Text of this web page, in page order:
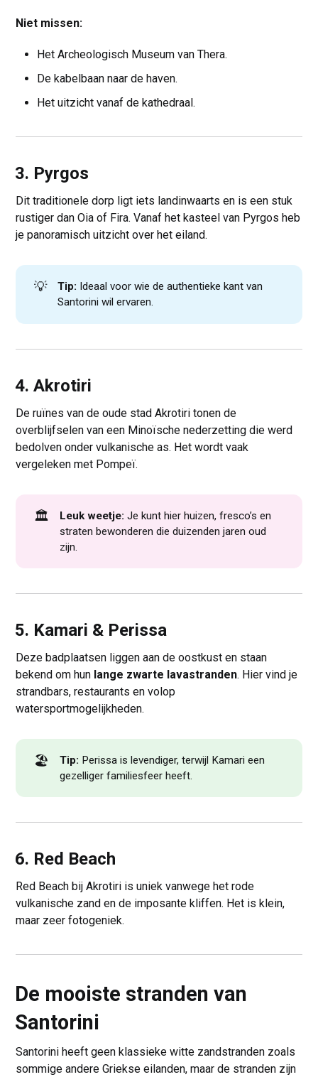
Niet missen:
Het Archeologisch Museum van Thera.
De kabelbaan naar de haven.
Het uitzicht vanaf de kathedraal.
3. Pyrgos
Dit traditionele dorp ligt iets landinwaarts en is een stuk
rustiger dan Oia of Fira. Vanaf het kasteel van Pyrgos heb
je panoramisch uitzicht over het eiland.
💡 Tip: Ideaal voor wie de authentieke kant van
Santorini wil ervaren.
4. Akrotiri
De ruïnes van de oude stad Akrotiri tonen de
overblijfselen van een Minoïsche nederzetting die werd
bedolven onder vulkanische as. Het wordt vaak
vergeleken met Pompeï.
🏛️ Leuk weetje: Je kunt hier huizen, fresco’s en
straten bewonderen die duizenden jaren oud
zijn.
5. Kamari & Perissa
Deze badplaatsen liggen aan de oostkust en staan
bekend om hun lange zwarte lavastranden. Hier vind je
strandbars, restaurants en volop
watersportmogelijkheden.
🏖️ Tip: Perissa is levendiger, terwijl Kamari een
gezelliger familiesfeer heeft.
6. Red Beach
Red Beach bij Akrotiri is uniek vanwege het rode
vulkanische zand en de imposante kliffen. Het is klein,
maar zeer fotogeniek.
De mooiste stranden van
Santorini
Santorini heeft geen klassieke witte zandstranden zoals
sommige andere Griekse eilanden, maar de stranden zijn